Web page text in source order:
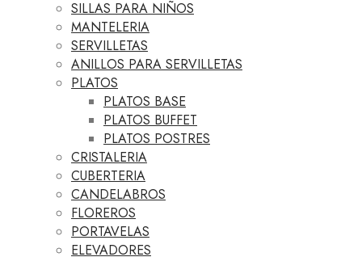
SILLAS PARA NIÑOS
MANTELERIA
SERVILLETAS
ANILLOS PARA SERVILLETAS
PLATOS
PLATOS BASE
PLATOS BUFFET
PLATOS POSTRES
CRISTALERIA
CUBERTERIA
CANDELABROS
FLOREROS
PORTAVELAS
ELEVADORES